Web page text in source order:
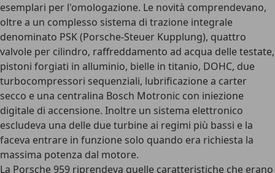
esemplari per l'omologazione. Le novità comprendevano,
oltre a un complesso sistema di trazione integrale
denominato PSK (Porsche-Steuer Kupplung), quattro
valvole per cilindro, raffreddamento ad acqua delle testate,
pistoni forgiati in alluminio, bielle in titanio, DOHC, due
turbocompressori sequenziali, lubrificazione a carter
secco e una centralina Bosch Motronic con iniezione
digitale di accensione. Inoltre un sistema elettronico
escludeva una delle due turbine ai regimi più bassi e la
faceva entrare in funzione solo quando era richiesta la
massima potenza dal motore.
La Porsche 959 riprendeva quelle caratteristiche che erano